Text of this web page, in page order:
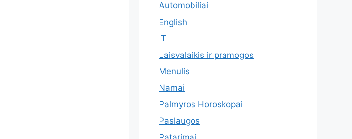
Automobiliai
English
IT
Laisvalaikis ir pramogos
Menulis
Namai
Palmyros Horoskopai
Paslaugos